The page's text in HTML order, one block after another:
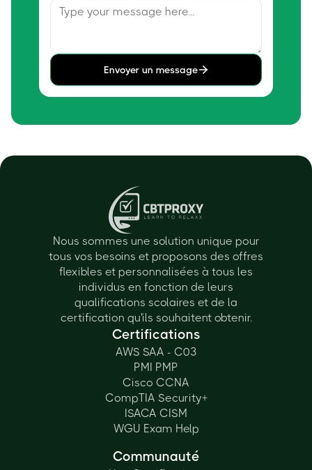
Envoyer un message
Nous sommes une solution unique pour
tous vos besoins et proposons des offres
flexibles et personnalisées à tous les
individus en fonction de leurs
qualifications scolaires et de la
certification qu'ils souhaitent obtenir.
Certifications
AWS SAA - C03
PMI PMP
Cisco CCNA
CompTIA Security+
ISACA CISM
WGU Exam Help
Communauté